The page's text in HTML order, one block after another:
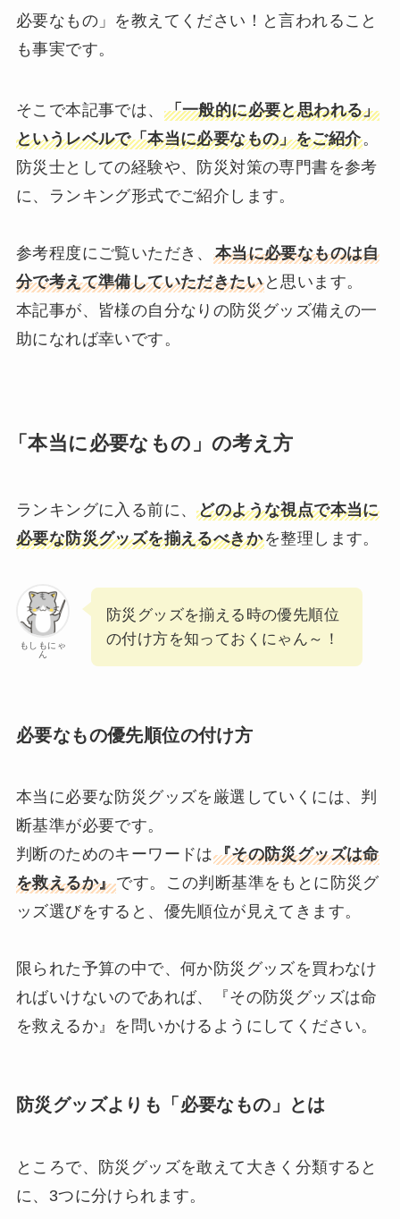
必要なもの」を教えてください！と言われること
も事実です。
そこで本記事では、 「一般的に必要と思われる」
というレベルで「本当に必要なもの」をご紹介。
防災士としての経験や、防災対策の専門書を参考
に、ランキング形式でご紹介します。
参考程度にご覧いただき、 本当に必要なものは自
分で考えて準備していただきたいと思います。
本記事が、皆様の自分なりの防災グッズ備えの一
助になれば幸いです。
「本当に必要なもの」の考え方
ランキングに入る前に、どのような視点で本当に
必要な防災グッズを揃えるべきかを整理します。
もしもにゃ
ん
防災グッズを揃える時の優先順位
の付け方を知っておくにゃん～！
必要なもの優先順位の付け方
本当に必要な防災グッズを厳選していくには、判
断基準が必要です。
判断のためのキーワードは『その防災グッズは命
を救えるか』です。この判断基準をもとに防災グ
ッズ選びをすると、優先順位が見えてきます。
限られた予算の中で、何か防災グッズを買わなけ
ればいけないのであれば、『その防災グッズは命
を救えるか』を問いかけるようにしてください。
防災グッズよりも「必要なもの」とは
ところで、防災グッズを敢えて大きく分類すると
に、3つに分けられます。